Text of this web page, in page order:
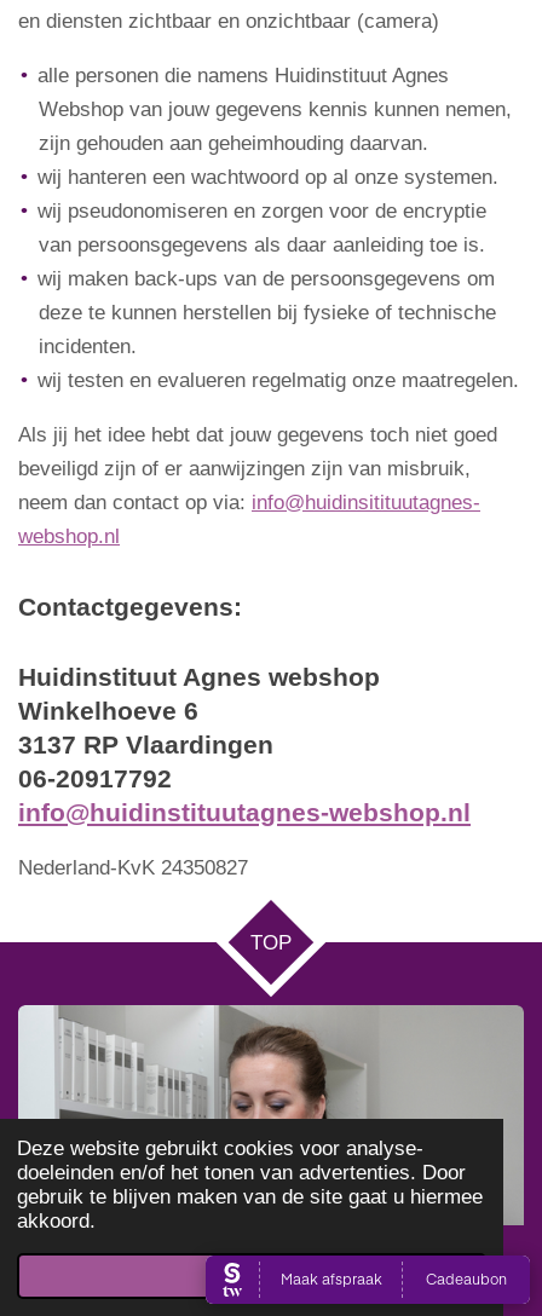
Deze website gebruikt cookies voor analyse-
doeleinden en/of het tonen van advertenties. Door
gebruik te blijven maken van de site gaat u hiermee
akkoord.
Akkoord
en diensten zichtbaar en onzichtbaar (camera)
alle personen die namens Huidinstituut Agnes
Webshop van jouw gegevens kennis kunnen nemen,
zijn gehouden aan geheimhouding daarvan.
wij hanteren een wachtwoord op al onze systemen.
wij pseudonomiseren en zorgen voor de encryptie
van persoonsgegevens als daar aanleiding toe is.
wij maken back-ups van de persoonsgegevens om
deze te kunnen herstellen bij fysieke of technische
incidenten.
wij testen en evalueren regelmatig onze maatregelen.
Als jij het idee hebt dat jouw gegevens toch niet goed
beveiligd zijn of er aanwijzingen zijn van misbruik,
neem dan contact op via: info@huidinsitituutagnes-
webshop.nl
Contactgegevens:
Huidinstituut Agnes webshop
Winkelhoeve 6
3137 RP Vlaardingen
06-20917792
info@huidinstituutagnes-webshop.nl
Nederland-KvK 24350827
TOP
Telefoonnummer Kaart Facebook WhatsApp